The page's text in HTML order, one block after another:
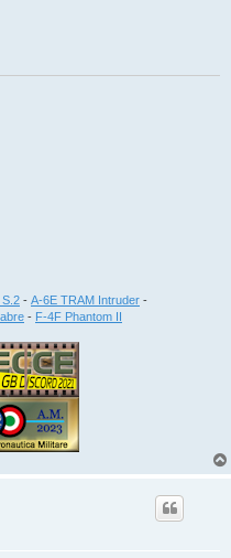
S.2 - A-6E TRAM Intruder -
- F-4F Phantom II